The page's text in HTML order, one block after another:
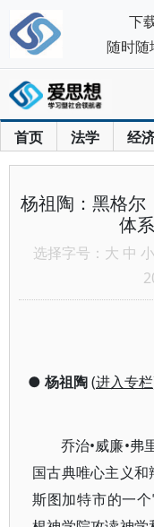
首页 法学 经
杨祖陶：黑格尔
体
选择字号： 大 中 小
● 杨祖陶(进入专栏
乔治•威廉•弗
国古典唯心主义
斯图加特市的一
下
随时随